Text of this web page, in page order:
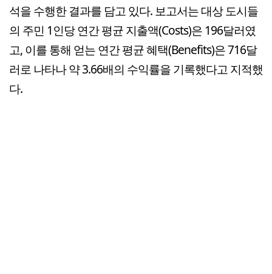
석을 수행한 결과를 담고 있다. 보고서는 대상 도시들
의 주민 1인당 연간 평균 지출액(Costs)은 196달러였
고, 이를 통해 얻는 연간 평균 혜택(Benefits)은 716달
러로 나타나 약 3.66배의 수익률을 기록했다고 지적했
다.